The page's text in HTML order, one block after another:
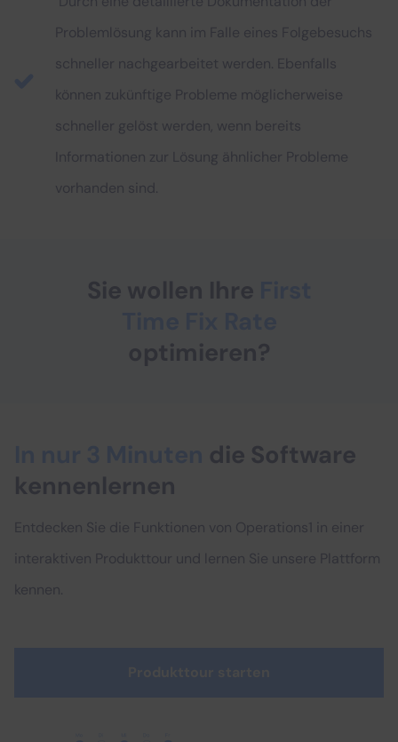
Problemlösung kann im Falle eines Folgebesuchs
schneller nachgearbeitet werden. Ebenfalls
können zukünftige Probleme möglicherweise
schneller gelöst werden, wenn bereits
Informationen zur Lösung ähnlicher Probleme
vorhanden sind.
die Software
kennenlernen
Entdecken Sie die Funktionen von Operations1 in einer
interaktiven Produkttour und lernen Sie unsere Plattform
kennen.